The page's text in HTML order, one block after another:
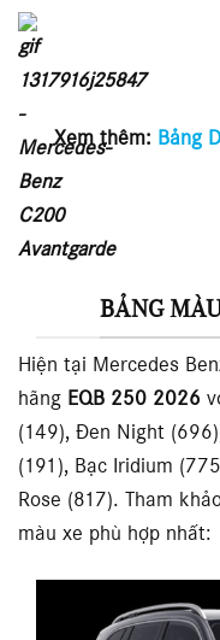
Xem thêm: Bảng
BẢNG
Hiện tại Mercedes
hãng EQB 250 2026
(149), Đen Night
(191), Bạc Iridium
Rose (817). Tham
màu xe phù hợp nhất: